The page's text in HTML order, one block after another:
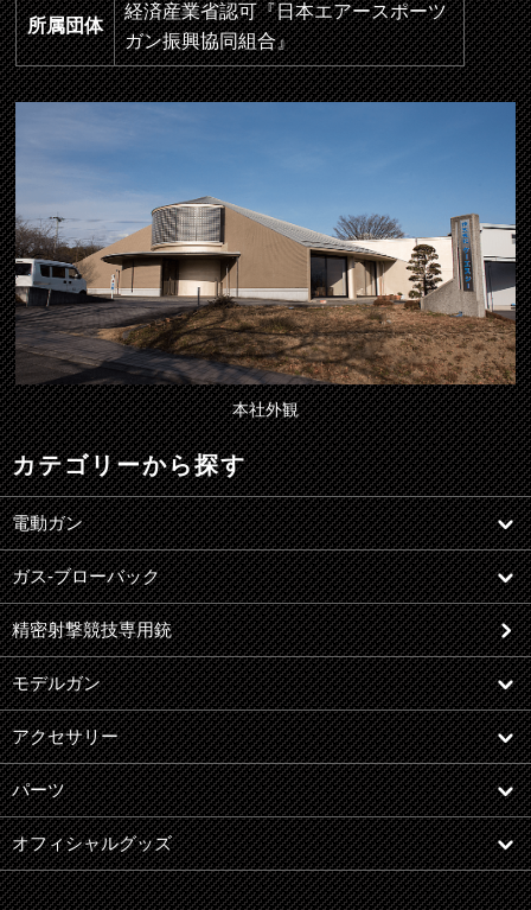
所属団体
経済産業省認可『日本エアースポーツ
ガン振興協同組合』
本社外観
カテゴリーから探す
電動ガン
ガス-ブローバック
精密射撃競技専用銃
モデルガン
アクセサリー
パーツ
オフィシャルグッズ